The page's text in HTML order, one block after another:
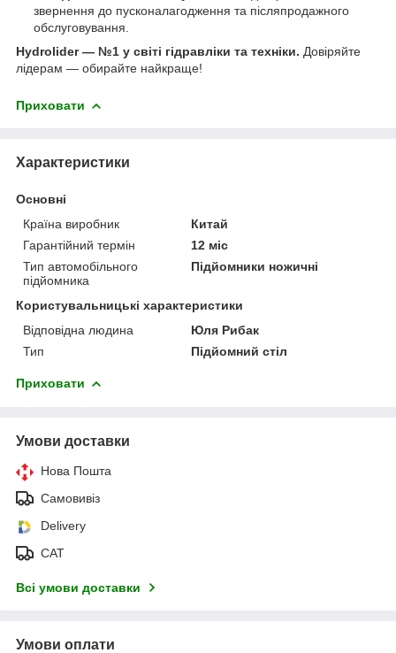
звернення до пусконалагодження та післяпродажного
обслуговування.
Hydrolider — №1 у світі гідравліки та техніки. Довіряйте
лідерам — обирайте найкраще!
Приховати
Характеристики
Основні
Країна виробник
Китай
Гарантійний термін
12 міс
Тип автомобільного
підйомника
Підйомники ножичні
Користувальницькі характеристики
Відповідна людина
Юля Рибак
Тип
Підйомний стіл
Приховати
Умови доставки
Нова Пошта
Самовивіз
Delivery
САТ
Всі умови доставки
Умови оплати